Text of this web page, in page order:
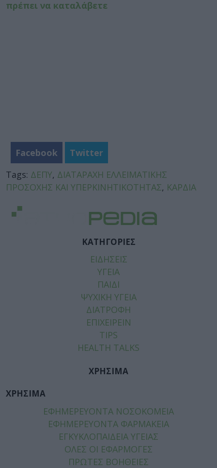
πρέπει να καταλάβετε
Facebook
Twitter
Tags: ΔΕΠΥ, ΔΙΑΤΑΡΑΧΗ ΕΛΛΕΙΜΑΤΙΚΗΣ
ΠΡΟΣΟΧΗΣ ΚΑΙ ΥΠΕΡΚΙΝΗΤΙΚΟΤΗΤΑΣ, ΚΑΡΔΙΑ
ΚΑΤΗΓΟΡΙΕΣ
ΕΙΔΗΣΕΙΣ
ΥΓΕΙΑ
ΠΑΙΔΙ
ΨΥΧΙΚΗ ΥΓΕΙΑ
ΔΙΑΤΡΟΦΗ
ΕΠΙΧΕΙΡΕΙΝ
TIPS
HEALTH TALKS
ΧΡΗΣΙΜΑ
ΧΡΗΣΙΜΑ
ΕΦΗΜΕΡΕΥΟΝΤΑ ΝΟΣΟΚΟΜΕΙΑ
ΕΦΗΜΕΡΕΥΟΝΤΑ ΦΑΡΜΑΚΕΙΑ
ΕΓΚΥΚΛΟΠΑΙΔΕΙΑ ΥΓΕΙΑΣ
ΟΛΕΣ ΟΙ ΕΦΑΡΜΟΓΕΣ
ΠΡΩΤΕΣ ΒΟΗΘΕΙΕΣ